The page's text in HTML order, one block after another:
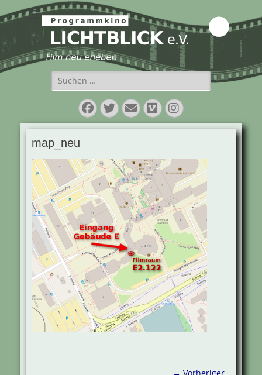
Programmkino
Lichtblick e.V.
Suchen
nach:
Facebook
Twitter
E-
Mail
VimeoInstagram
map_neu